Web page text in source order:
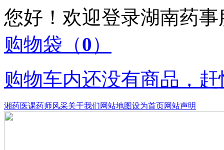
您好！欢迎登录湖南药
购物袋 （0）
购物车内还没有商品，
湘药医课药师风采关于我们网站地图设为首页网站声明